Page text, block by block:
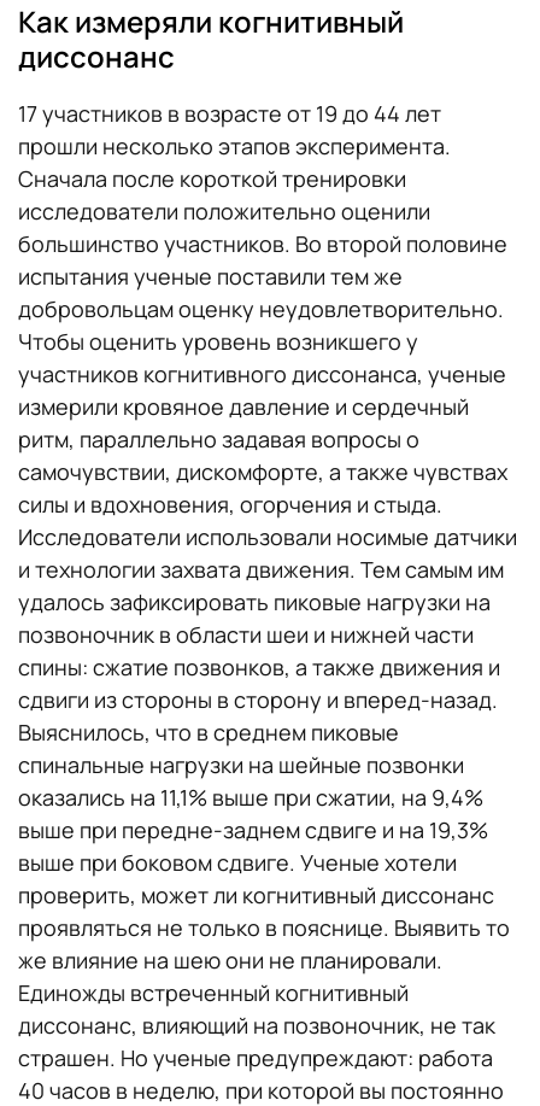
Как измеряли когнитивный
диссонанс
17 участников в возрасте от 19 до 44 лет
прошли несколько этапов эксперимента.
Сначала после короткой тренировки
исследователи положительно оценили
большинство участников. Во второй половине
испытания ученые поставили тем же
добровольцам оценку неудовлетворительно.
Чтобы оценить уровень возникшего у
участников когнитивного диссонанса, ученые
измерили кровяное давление и сердечный
ритм, параллельно задавая вопросы о
самочувствии, дискомфорте, а также чувствах
силы и вдохновения, огорчения и стыда.
Исследователи использовали носимые датчики
и технологии захвата движения. Тем самым им
удалось зафиксировать пиковые нагрузки на
позвоночник в области шеи и нижней части
спины: сжатие позвонков, а также движения и
сдвиги из стороны в сторону и вперед-назад.
Выяснилось, что в среднем пиковые
спинальные нагрузки на шейные позвонки
оказались на 11,1% выше при сжатии, на 9,4%
выше при передне-заднем сдвиге и на 19,3%
выше при боковом сдвиге. Ученые хотели
проверить, может ли когнитивный диссонанс
проявляться не только в пояснице. Выявить то
же влияние на шею они не планировали.
Единожды встреченный когнитивный
диссонанс, влияющий на позвоночник, не так
страшен. Но ученые предупреждают: работа
40 часов в неделю, при которой вы постоянно